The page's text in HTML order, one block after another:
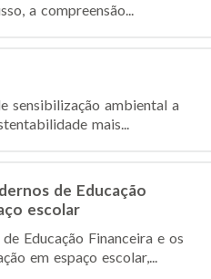
a compreensão...
sensibilização ambiental a
mais...
de Educação
escolar
Educação Financeira e os
em espaço escolar,...